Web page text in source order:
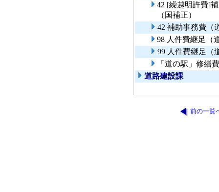
42 [繰越明許費]
（国補正）
42 補助事務費（
98 人件費継足（
99 人件費継足（
「道の駅」修繕費
道路建設課
前の一覧